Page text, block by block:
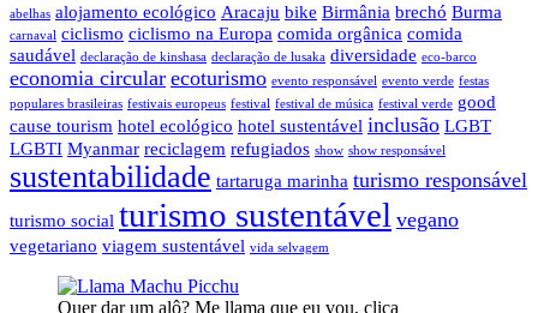
abelhas alojamento ecológico Aracaju bike Birmânia brechó Burma
carnaval ciclismo ciclismo na Europa comida orgânica comida
saudável declaração de kinshasa declaração de lusaka diversidade eco-barco
economia circular ecoturismo evento responsável evento verde festas
populares brasileiras festivais europeus festival festival de música festival verde good
cause tourism hotel ecológico hotel sustentável inclusão LGBT
LGBTI Myanmar reciclagem refugiados show show responsável
sustentabilidade tartaruga marinha turismo responsável
turismo social turismo sustentável vegano
vegetariano viagem sustentável vida selvagem
Quer dar um alô? Me llama que eu vou, clica